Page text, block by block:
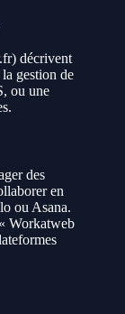
décrivent
gestion de
ou une
des
en
ou Asana.
Workatweb